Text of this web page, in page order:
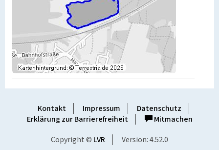
Kontakt Impressum
Datenschutz
Erklärung zur Barrierefreiheit
Mitmachen
Copyright © LVR Version: 4.52.0